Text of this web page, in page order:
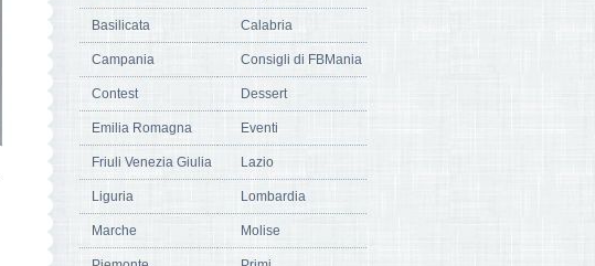
Basilicata Calabria
Campania Consigli di FBMania
Contest Dessert
Emilia Romagna Eventi
Friuli Venezia Giulia Lazio
Liguria Lombardia
Marche Molise